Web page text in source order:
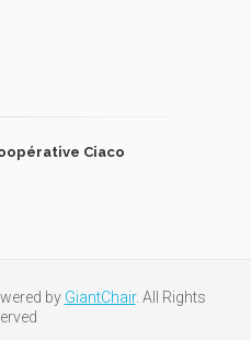
Ciaco
by GiantChair. All Rights